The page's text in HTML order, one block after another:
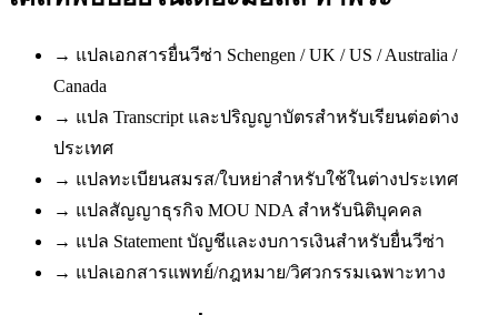
→ แปลเอกสารยื่นวีซ่า Schengen / UK / US / Australia /
Canada
→ แปล Transcript และปริญญาบัตรสำหรับเรียนต่อต่าง
ประเทศ
→ แปลทะเบียนสมรส/ใบหย่าสำหรับใช้ในต่างประเทศ
→ แปลสัญญาธุรกิจ MOU NDA สำหรับนิติบุคคล
→ แปล Statement บัญชีและงบการเงินสำหรับยื่นวีซ่า
→ แปลเอกสารแพทย์/กฎหมาย/วิศวกรรมเฉพาะทาง